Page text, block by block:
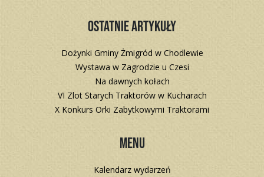
Ostatnie artykuły
Dożynki Gminy Żmigród w Chodlewie
Wystawa w Zagrodzie u Czesi
Na dawnych kołach
VI Zlot Starych Traktorów w Kucharach
X Konkurs Orki Zabytkowymi Traktorami
Menu
Kalendarz wydarzeń